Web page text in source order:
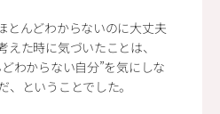
とんどわからないのに大丈夫
えた時に気づいたことは、
どわからない自分”を気にしな
、ということでした。